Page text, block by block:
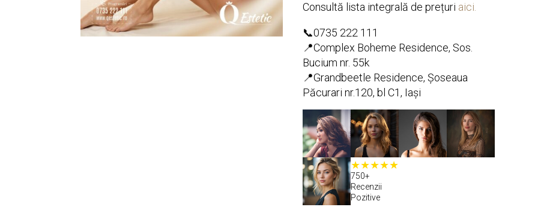
Consultă lista integrală de prețuri aici.
📞0735 222 111
📍Complex Boheme Residence, Sos.
Bucium nr. 55k
📍Grandbeetle Residence, Șoseaua
Păcurari nr.120, bl C1, Iași
750+
Recenzii
Pozitive